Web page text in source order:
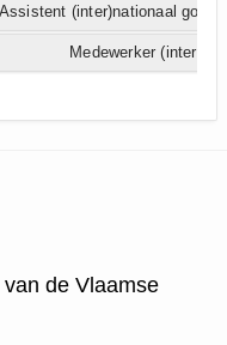
Assistent (inter)nationaal
Medewerker
de Vlaamse